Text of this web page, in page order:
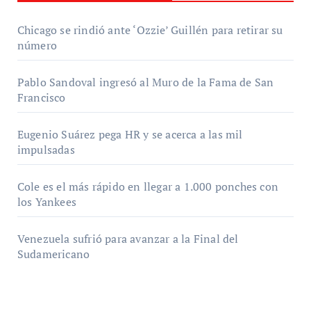
Chicago se rindió ante ‘Ozzie’ Guillén para retirar su
número
Pablo Sandoval ingresó al Muro de la Fama de San
Francisco
Eugenio Suárez pega HR y se acerca a las mil
impulsadas
Cole es el más rápido en llegar a 1.000 ponches con
los Yankees
Venezuela sufrió para avanzar a la Final del
Sudamericano